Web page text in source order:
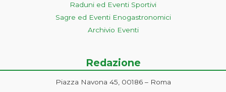
Raduni ed Eventi Sportivi
Sagre ed Eventi Enogastronomici
Archivio Eventi
Redazione
Piazza Navona 45, 00186 – Roma